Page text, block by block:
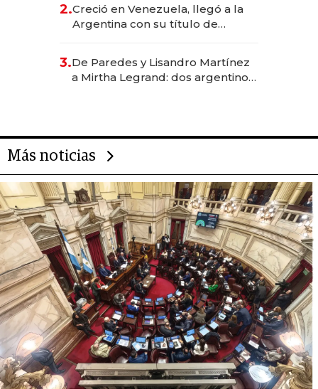
2.Creció en Venezuela, llegó a la
Argentina con su título de
las marcas "fast premium"
3.De Paredes y Lisandro Martínez
a Mirtha Legrand: dos argentinos
Más noticias